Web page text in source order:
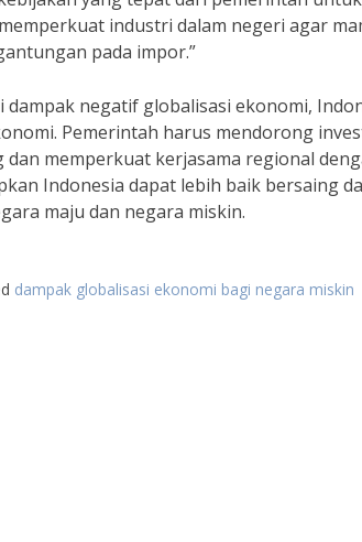
industri dalam negeri agar
pada impor.”
dampak negatif globalisasi ekonomi,
Pemerintah harus mendorong
memperkuat kerjasama regional
Indonesia dapat lebih baik bersaing
maju dan negara miskin.
dampak globalisasi ekonomi bagi negara miskin